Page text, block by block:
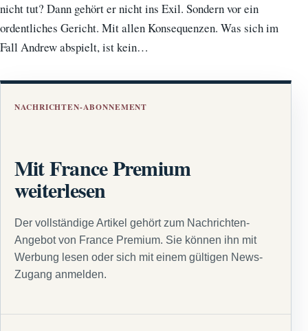
nicht tut? Dann gehört er nicht ins Exil. Sondern vor ein
ordentliches Gericht. Mit allen Konsequenzen. Was sich im
Fall Andrew abspielt, ist kein…
NACHRICHTEN-ABONNEMENT
Mit France Premium
weiterlesen
Der vollständige Artikel gehört zum Nachrichten-
Angebot von France Premium. Sie können ihn mit
Werbung lesen oder sich mit einem gültigen News-
Zugang anmelden.